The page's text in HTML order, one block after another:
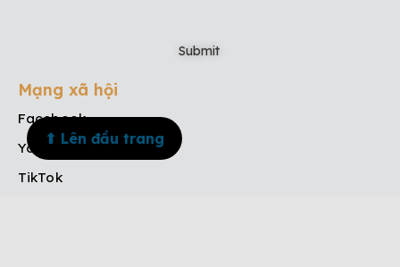
Mạng xã hội
Facebook
Youtube
TikTok
⬆ Lên đầu trang